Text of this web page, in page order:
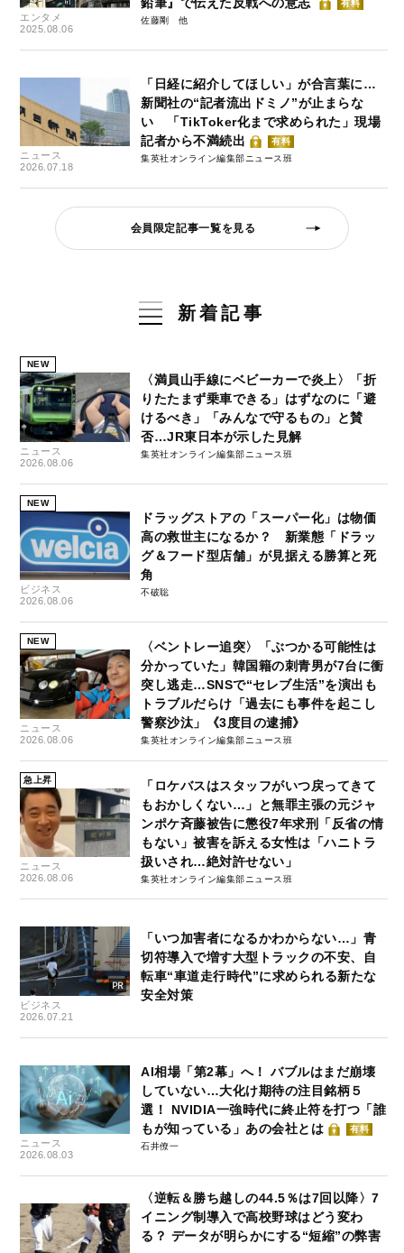
エンタメ
2025.08.06
有料
佐藤剛
ニュース
2026.07.18
「日経に紹介してほしい」が合言葉に…
新聞社の“記者流出ドミノ”が止まらな
い 「TikToker化まで求められた」現場
記者から不満続出
有料
集英社オンライン編集部ニュース班
会員限定記事一覧を見る
新着記事
NEW
ニュース
2026.08.06
〈満員山手線にベビーカーで炎上〉「折
りたたまず乗車できる」はずなのに「避
けるべき」「みんなで守るもの」と賛
否…JR東日本が示した見解
集英社オンライン編集部ニュース班
NEW
ビジネス
2026.08.06
ドラッグストアの「スーパー化」は物価
高の救世主になるか？ 新業態「ドラッ
グ＆フード型店舗」が見据える勝算と死
角
不破聡
NEW
ニュース
2026.08.06
〈ベントレー追突〉「ぶつかる可能性は
分かっていた」韓国籍の刺青男が7台に衝
突し逃走…SNSで“セレブ生活”を演出も
トラブルだらけ「過去にも事件を起こし
警察沙汰」《3度目の逮捕》
集英社オンライン編集部ニュース班
急上昇
ニュース
2026.08.06
「ロケバスはスタッフがいつ戻ってきて
もおかしくない…」と無罪主張の元ジャ
ンポケ斉藤被告に懲役7年求刑「反省の情
もない」被害を訴える女性は「ハニトラ
扱いされ…絶対許せない」
集英社オンライン編集部ニュース班
ビジネス
2026.07.21
「いつ加害者になるかわからない…」青
切符導入で増す大型トラックの不安、自
転車“車道走行時代”に求められる新たな
安全対策
ニュース
2026.08.03
AI相場「第2幕」へ！ バブルはまだ崩壊
していない…大化け期待の注目銘柄５
選！ NVIDIA一強時代に終止符を打つ「誰
もが知っている」あの会社とは
有料
石井僚一
〈逆転＆勝ち越しの44.5％は7回以降〉7
イニング制導入で高校野球はどう変わ
る？ データが明らかにする“短縮”の弊害